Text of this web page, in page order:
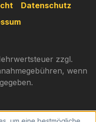
Datenschutz
zzgl.
wenn